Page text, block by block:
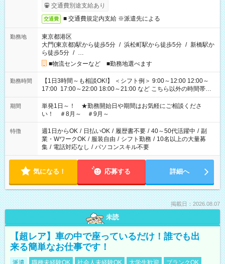
交通費別途支給あり
交通費 ■ 交通費規定内支給 ※派遣先による
勤務地
東京都港区
大門(東京都)駅から徒歩5分 / 浜松町駅から徒歩5分 / 新橋駅か
ら徒歩5分 / …
■物流センターなど ■勤務地選べます
勤務時間
【1日3時間～も相談OK!】 ＜シフト例＞ 9:00～12:00 12:00～
17:00 17:00～22:00 18:00～21:00 など こちら以外の時間帯も
お気軽にご相談ください！
期間
単発1日～！ ★勤務開始日や期間はお気軽にご相談くださ
い！ ＃8月～ ＃9月～
特徴 週1日からOK / 日払いOK / 履歴書不要 / 40～50代活躍中 / 副
業・WワークOK / 服装自由 / シフト勤務 / 10名以上の大量募
集 / 電話対応なし / パソコンスキル不要
気になる！ 応募する 詳細へ
掲載日：2026.08.07
未読
【超レア】車の中で座っているだけ！誰でも出
来る簡単なお仕事です！
派遣 職種未経験OK 社会人未経験OK 大学生歓迎 ブランクOK